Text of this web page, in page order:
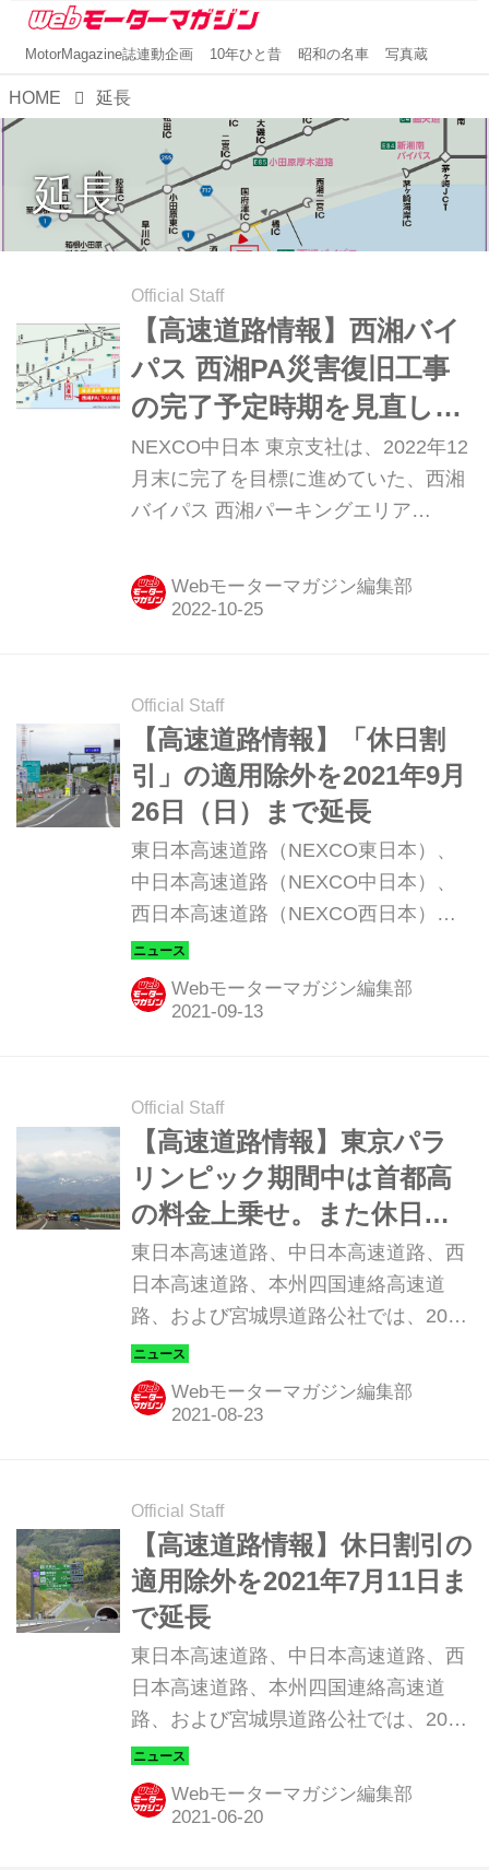
MotorMagazine誌連動企画 10年ひと昔 昭和の名車 写真蔵
HOME 延長
延長
Official Staff
【高速道路情報】西湘バイ
パス 西湘PA災害復旧工事
の完了予定時期を見直し。
2023年4月末まで閉鎖期間
を延長
NEXCO中日本 東京支社は、2022年12
月末に完了を目標に進めていた、西湘
バイパス 西湘パーキングエリア
定時期を見直し、工事完成時期とPA閉
鎖期間を2023年4月ごろに変更した。
Webモーターマガジン編集部
Official Staff
【高速道路情報】「休日割
引」の適用除外を2021年9月
26日（日）まで延長
東日本高速道路（NEXCO東日本）、
中日本高速道路（NEXCO中日本）、
西日本高速道路（NEXCO西日本）、
本州四国連絡高速道路、および宮城県
道路公社では、「休日割引」の適用除
外を2021年9月26日（日）まで延長す
Webモーターマガジン編集部
Official Staff
【高速道路情報】東京パラ
リンピック期間中は首都高
の料金上乗せ。また休日割
引の適用除外を延長
東日本高速道路、中日本高速道路、西
日本高速道路、本州四国連絡高速道
路、および宮城県道路公社では、2021
年4月29日（祝）から8月29日（日）ま
でとしていた休日割引の適用除外を9
月12日（日）まで延長すると発表し
Webモーターマガジン編集部
Official Staff
【高速道路情報】休日割引の
適用除外を2021年7月11日ま
で延長
東日本高速道路、中日本高速道路、西
日本高速道路、本州四国連絡高速道
路、および宮城県道路公社では、2021
年6月20日（日）までとしていた休日
割引適用除外を7月11日（日）まで延
長すると発表した。（タイトル写真は
Webモーターマガジン編集部